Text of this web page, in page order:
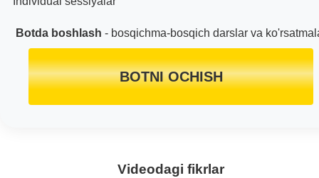
Botda boshlash - bosqichma-bosqich darslar va
BOTNI OCHISH
Videodagi fikrlar